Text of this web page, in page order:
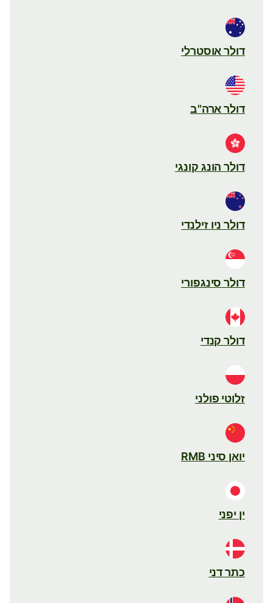
דולר אוסטרלי
דולר ארה"ב
דולר הונג קונגי
דולר ניו זילנדי
דולר סינגפורי
דולר קנדי
זלוטי פולני
יואן סיני RMB
ין יפני
כתר דני